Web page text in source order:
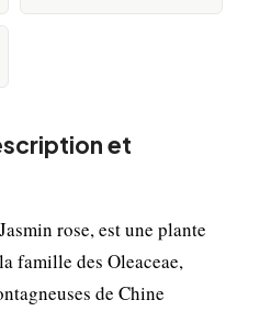
et
rose, est une plante
famille des Oleaceae,
de Chine